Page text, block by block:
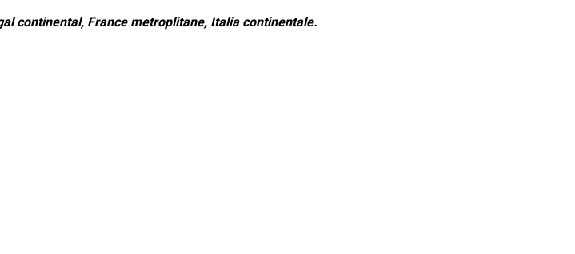
continental, France metroplitane, Italia continentale.